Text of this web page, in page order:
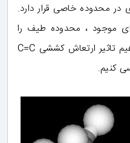
در محدوده خاصی قرار دارد.
موجود ، محدوده طیف را
تحت تاثیر قرار می‌دهند. می‌خواهیم تاثیر ارتعاش کششی C=C
کنیم.